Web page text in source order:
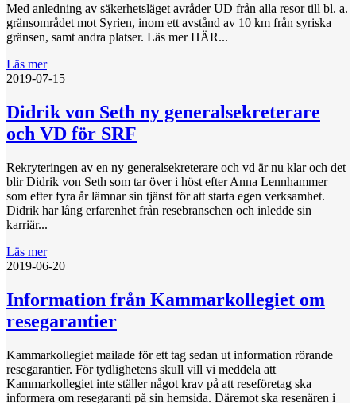
Med anledning av säkerhetsläget avråder UD från alla resor till bl. a.
gränsområdet mot Syrien, inom ett avstånd av 10 km från syriska
gränsen, samt andra platser. Läs mer HÄR...
Läs mer
2019-07-15
Didrik von Seth ny generalsekreterare
och VD för SRF
Rekryteringen av en ny generalsekreterare och vd är nu klar och det
blir Didrik von Seth som tar över i höst efter Anna Lennhammer
som efter fyra år lämnar sin tjänst för att starta egen verksamhet.
Didrik har lång erfarenhet från resebranschen och inledde sin
karriär...
Läs mer
2019-06-20
Information från Kammarkollegiet om
resegarantier
Kammarkollegiet mailade för ett tag sedan ut information rörande
resegarantier. För tydlighetens skull vill vi meddela att
Kammarkollegiet inte ställer något krav på att reseföretag ska
informera om resegaranti på sin hemsida. Däremot ska resenären i